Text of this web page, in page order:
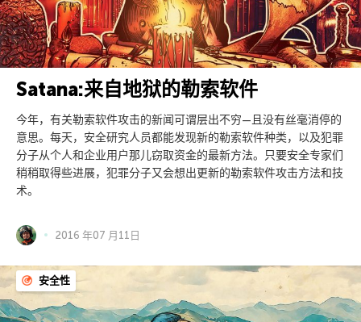
Satana:来自地狱的勒索软件
今年，有关勒索软件攻击的新闻可谓层出不穷—且没有丝毫消停的
意思。每天，安全研究人员都能发现新的勒索软件种类，以及犯罪
分子从个人和企业用户那儿窃取资金的最新方法。只要安全专家们
稍稍取得些进展，犯罪分子又会想出更新的勒索软件攻击方法和技
术。
2016 年07 月11日
安全性